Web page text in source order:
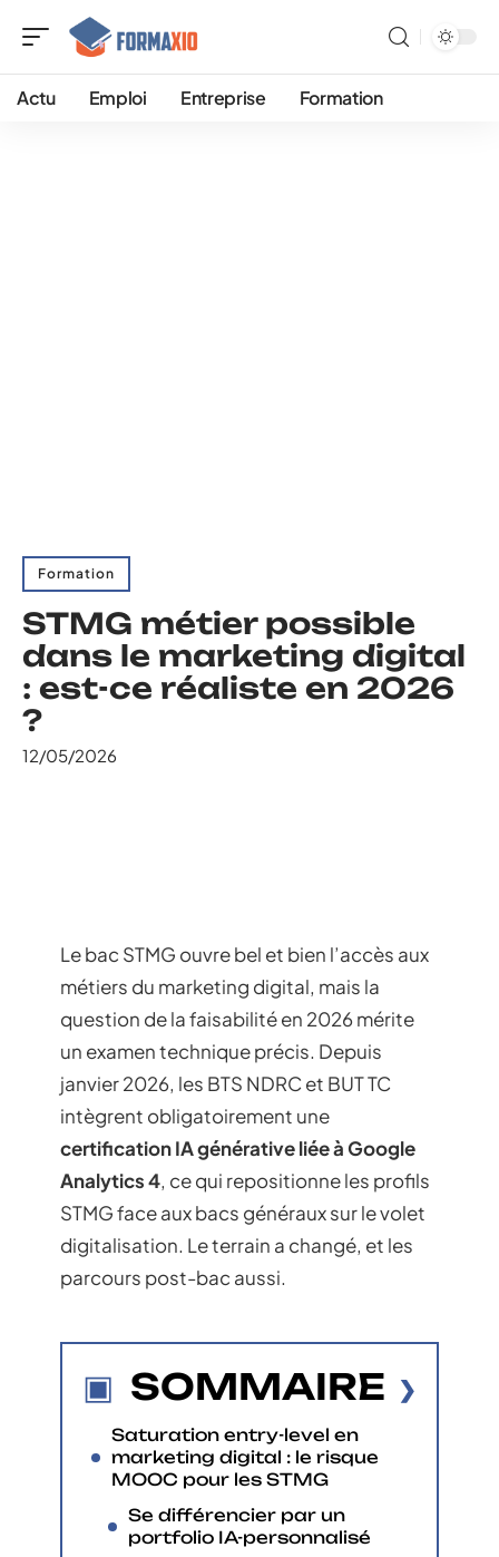
Actu Emploi Entreprise Formation
Formation
STMG métier possible
dans le marketing digital
: est-ce réaliste en 2026
?
12/05/2026
Le bac STMG ouvre bel et bien l’accès aux
métiers du marketing digital, mais la
question de la faisabilité en 2026 mérite
un examen technique précis. Depuis
janvier 2026, les BTS NDRC et BUT TC
intègrent obligatoirement une
certification IA générative liée à Google
Analytics 4, ce qui repositionne les profils
STMG face aux bacs généraux sur le volet
digitalisation. Le terrain a changé, et les
parcours post-bac aussi.
SOMMAIRE
Saturation entry-level en
marketing digital : le risque
MOOC pour les STMG
Se différencier par un
portfolio IA-personnalisé